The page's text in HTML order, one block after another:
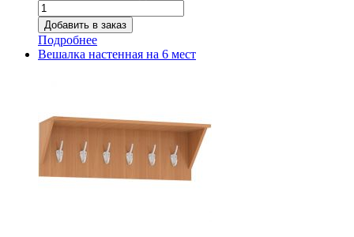
Подробнее
Вешалка настенная на 6 мест